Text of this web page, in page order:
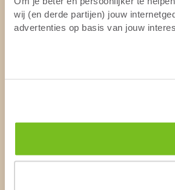
wij (en derde partijen) jouw
advertenties op basis van jouw